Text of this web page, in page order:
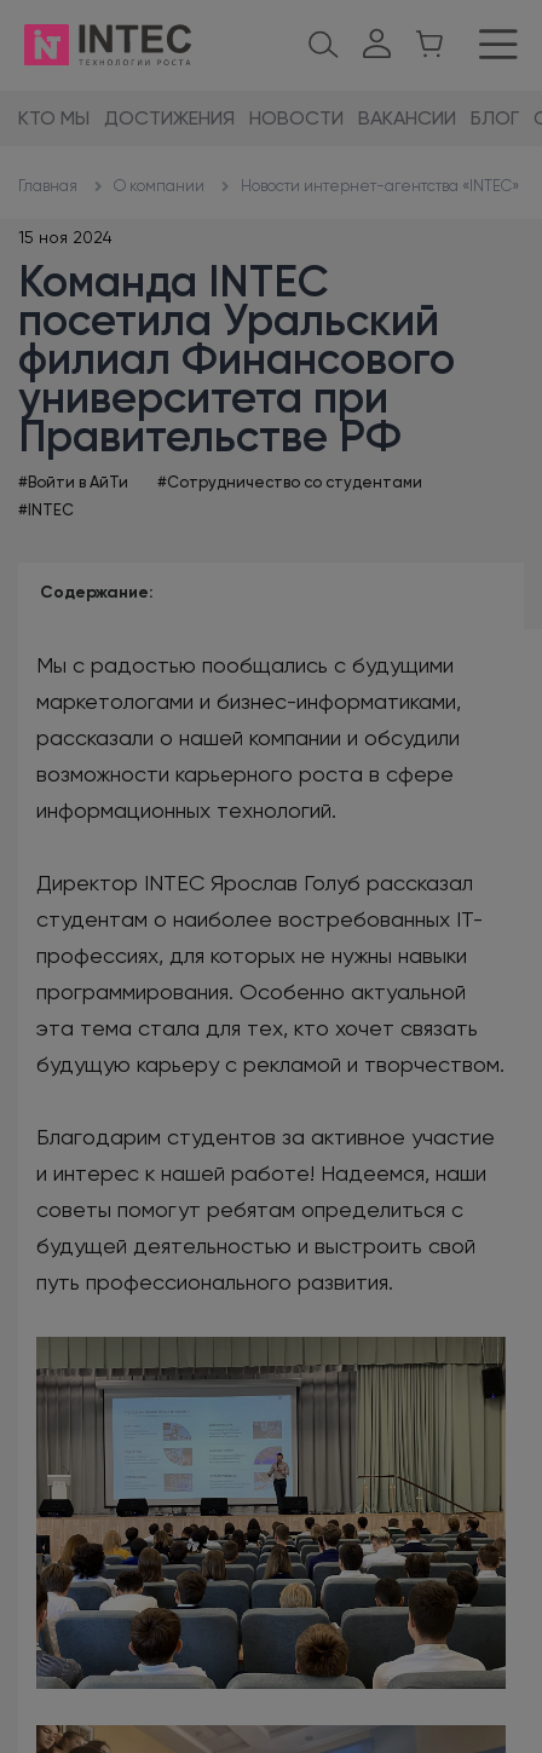
КТО МЫ ДОСТИЖЕНИЯ НОВОСТИ ВАКАНСИИ БЛОГ
Главная О компании Новости интернет-агентства «INTEC»
15 ноя 2024
Команда INTEC
посетила Уральский
филиал Финансового
университета при
Правительстве РФ
#Войти в АйТи
#Сотрудничество со студентами
#INTEC
Содержание:
Мы с радостью пообщались с будущими
маркетологами и бизнес-информатиками,
рассказали о нашей компании и обсудили
возможности карьерного роста в сфере
информационных технологий.
Директор INTEC Ярослав Голуб рассказал
студентам о наиболее востребованных IT-
профессиях, для которых не нужны навыки
программирования. Особенно актуальной
эта тема стала для тех, кто хочет связать
будущую карьеру с рекламой и творчеством.
Благодарим студентов за активное участие
и интерес к нашей работе! Надеемся, наши
советы помогут ребятам определиться с
будущей деятельностью и выстроить свой
путь профессионального развития.